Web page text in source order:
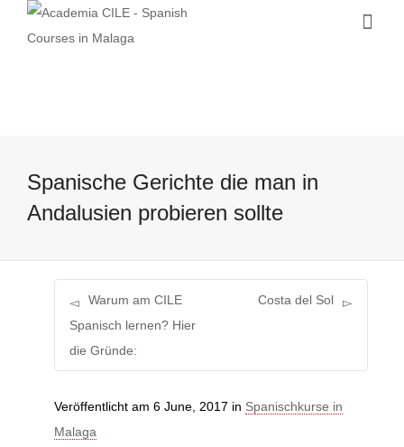
Spanische Gerichte die man in
Andalusien probieren sollte
Warum am CILE
Spanisch lernen? Hier
die Gründe:
Costa del Sol
Veröffentlicht am 6 June, 2017 in Spanischkurse in
Malaga